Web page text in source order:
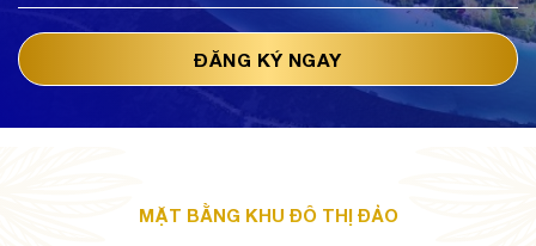
MẶT BẰNG KHU ĐÔ THỊ ĐẢO